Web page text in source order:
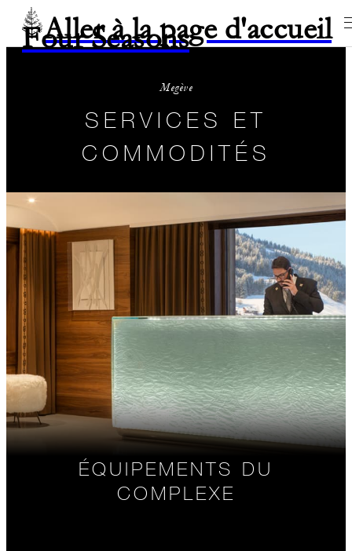
Aller à la page d'accueil
Four Seasons
Megève
SERVICES ET
COMMODITÉS
ÉQUIPEMENTS DU
COMPLEXE